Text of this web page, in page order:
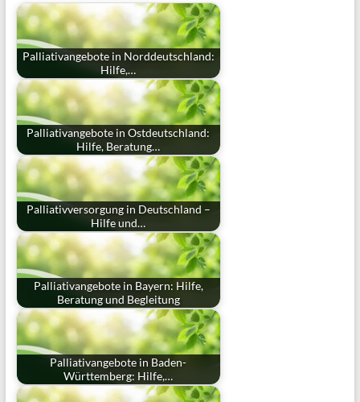
Palliativangebote in Norddeutschland:
Hilfe,…
Palliativangebote in Ostdeutschland:
Hilfe, Beratung…
Palliativversorgung in Deutschland –
Hilfe und…
Palliativangebote in Bayern: Hilfe,
Beratung und Begleitung
Palliativangebote in Baden-
Württemberg: Hilfe,…